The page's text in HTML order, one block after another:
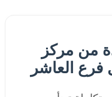
من مركز
فرع العاشر